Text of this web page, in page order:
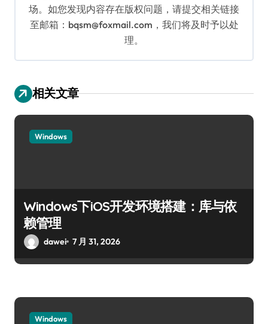
场。如您发现内容存在版权问题，请提交相关链接
至邮箱：bqsm@foxmail.com，我们将及时予以处
理。
相关文章
Windows
Windows下iOS开发环境搭建：库与依
赖管理
dawei 7 月 31, 2026
Windows